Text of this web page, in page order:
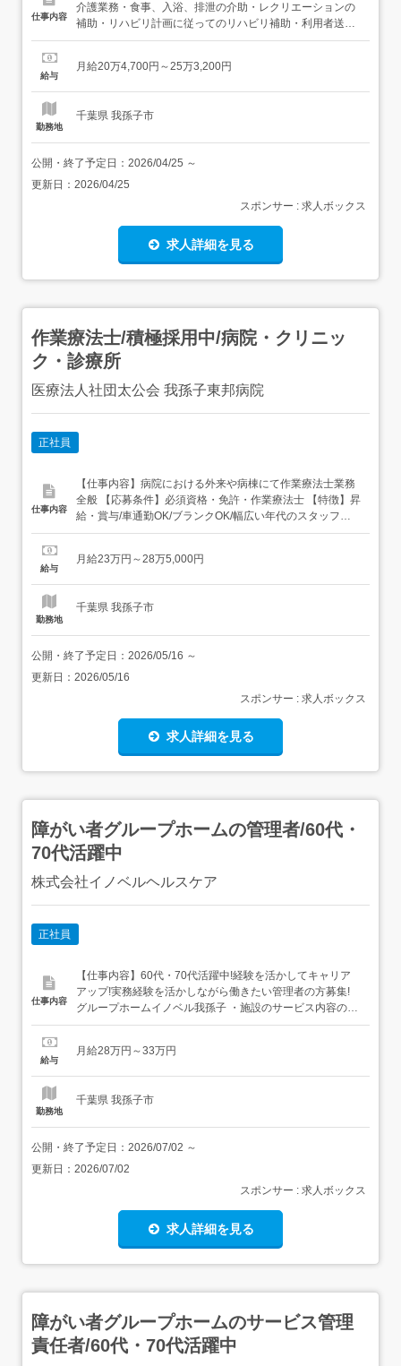
仕事内容
介護業務・食事、入浴、排泄の介助・レクリエーションの
補助・リハビリ計画に従ってのリハビリ補助・利用者送迎
の添乗・運転業務(デイサービス)などデイサービスでは日
経験・学歴不問定年制あり 一律60歳まで<歓迎要件>下記
給与
月給20万4,700円～25万3,200円
勤務地
千葉県 我孫子市
公開・終了予定日： 2026/04/25 ～
更新日： 2026/04/25
スポンサー : 求人ボックス
求人詳細を見る
作業療法士/積極採用中/病院・クリニッ
ク・診療所
医療法人社団太公会 我孫子東邦病院
正社員
仕事内容
【仕事内容】病院における外来や病棟にて作業療法士業務
全般 【応募条件】必須資格・免許・作業療法士 【特徴】昇
給・賞与/車通勤OK/ブランクOK/幅広い年代のスタッフ活
躍中!/年間休日110日以上/産休・育休あり/介護休業あり/社
学療法学べる!リフレッシュ休暇!病院の作業療法士 【PR】
給与
月給23万円～28万5,000円
勤務地
千葉県 我孫子市
公開・終了予定日： 2026/05/16 ～
更新日： 2026/05/16
スポンサー : 求人ボックス
求人詳細を見る
障がい者グループホームの管理者/60代・
70代活躍中
株式会社イノベルヘルスケア
正社員
仕事内容
【仕事内容】60代・70代活躍中!経験を活かしてキャリア
アップ!実務経験を活かしながら働きたい管理者の方募集!
グループホームイノベル我孫子 ・施設のサービス内容の質
を向上するため職員のシフト管理・請求業務・入社、退社
応募後について>応募完了後、応募時に入力していただい
給与
月給28万円～33万円
勤務地
千葉県 我孫子市
公開・終了予定日： 2026/07/02 ～
更新日： 2026/07/02
スポンサー : 求人ボックス
求人詳細を見る
障がい者グループホームのサービス管理
責任者/60代・70代活躍中